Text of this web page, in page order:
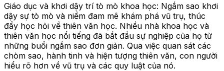
Giáo dục và khơi dậy trí tò mò khoa học: Ngắm sao khơi
dậy sự tò mò và niềm đam mê khám phá vũ trụ, thúc
đẩy học hỏi về thiên văn học. Nhiều nhà khoa học và
thiên văn học nổi tiếng đã bắt đầu sự nghiệp của họ từ
những buổi ngắm sao đơn giản. Qua việc quan sát các
chòm sao, hành tinh và hiện tượng thiên văn, con người
hiểu rõ hơn về vũ trụ và các quy luật của nó.